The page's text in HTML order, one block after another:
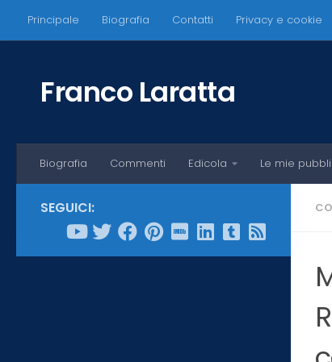
Salta al contenuto
Principale Biografia Contatti Privacy e cookie
Franco Laratta
Biografia Commenti Edicola Le mie
SEGUICI: